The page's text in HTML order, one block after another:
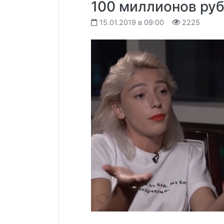
100 миллионов
15.01.2019 в 09:00 2225